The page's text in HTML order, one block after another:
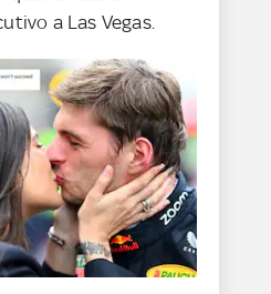
a Las Vegas.